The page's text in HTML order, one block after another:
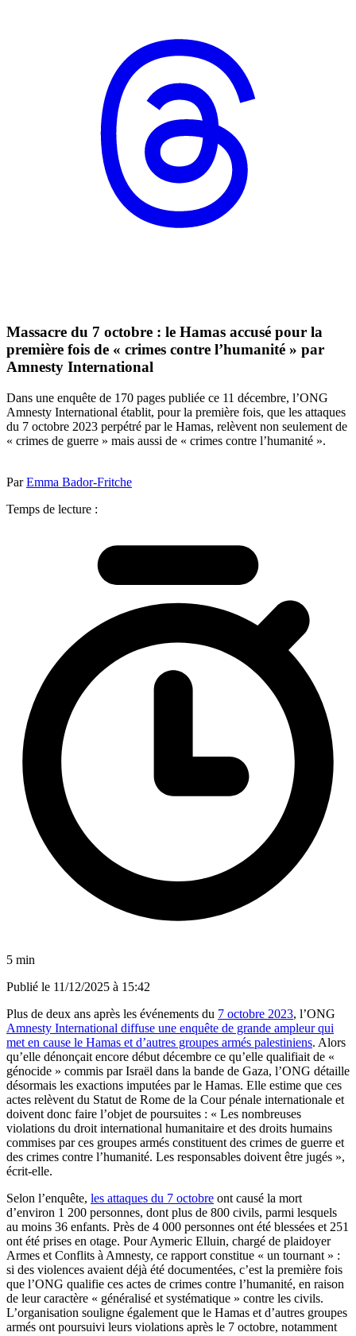
Massacre du 7 octobre : le Hamas accusé pour la
première fois de « crimes contre l’humanité » par
Amnesty International
Dans une enquête de 170 pages publiée ce 11 décembre, l’ONG
Amnesty International établit, pour la première fois, que les attaques
du 7 octobre 2023 perpétré par le Hamas, relèvent non seulement de
« crimes de guerre » mais aussi de « crimes contre l’humanité ».
ParEmma Bador-Fritche
Temps de lecture :
5 min
Publié le 11/12/2025 à 15:42
Plus de deux ans après les événements du 7 octobre 2023, l’ONG
Amnesty International diffuse une enquête de grande ampleur qui
met en cause le Hamas et d’autres groupes armés palestiniens. Alors
qu’elle dénonçait encore début décembre ce qu’elle qualifiait de «
génocide » commis par Israël dans la bande de Gaza, l’ONG détaille
désormais les exactions imputées par le Hamas. Elle estime que ces
actes relèvent du Statut de Rome de la Cour pénale internationale et
doivent donc faire l’objet de poursuites : « Les nombreuses
violations du droit international humanitaire et des droits humains
commises par ces groupes armés constituent des crimes de guerre et
des crimes contre l’humanité. Les responsables doivent être jugés »,
écrit-elle.
Selon l’enquête, les attaques du 7 octobre ont causé la mort
d’environ 1 200 personnes, dont plus de 800 civils, parmi lesquels
au moins 36 enfants. Près de 4 000 personnes ont été blessées et 251
ont été prises en otage. Pour Aymeric Elluin, chargé de plaidoyer
Armes et Conflits à Amnesty, ce rapport constitue « un tournant » :
si des violences avaient déjà été documentées, c’est la première fois
que l’ONG qualifie ces actes de crimes contre l’humanité, en raison
de leur caractère « généralisé et systématique » contre les civils.
L’organisation souligne également que le Hamas et d’autres groupes
armés ont poursuivi leurs violations après le 7 octobre, notamment